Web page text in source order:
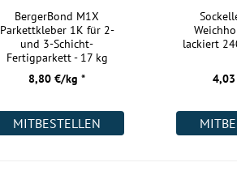
Keller:
Gewerbe (gering beansprucht):
Gewerbe (stark beansprucht):
Akklimatisierung:
BergerBond M1X
Parkettkleber 1K für 2-
und 3-Schicht-
Fertigparkett - 17 kg
8,80 €/kg *
MITBESTELLEN
lackiert